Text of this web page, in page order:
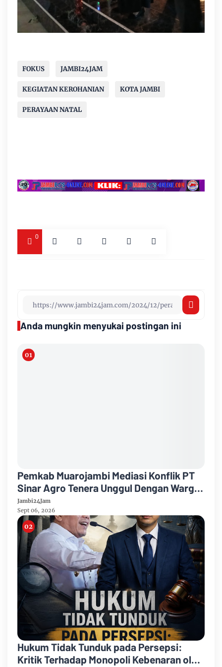
FOKUS JAMBI24JAM
KEGIATAN KEROHANIAN KOTA JAMBI
PERAYAAN NATAL
0
Anda mungkin menyukai postingan ini
Pemkab Muarojambi Mediasi Konflik PT
Sinar Agro Tenera Unggul Dengan Warga
Sipin Teluk Duren
Jambi24Jam
Sept 06, 2026
Hukum Tidak Tunduk pada Persepsi:
Kritik Terhadap Monopoli Kebenaran oleh